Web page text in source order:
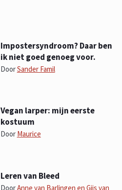
Impostersyndroom? Daar ben
ik niet goed genoeg voor.
DoorSander Famil
Vegan larper: mijn eerste
kostuum
Door Maurice
Leren van Bleed
DoorAnne van Barlingen en Gijs van